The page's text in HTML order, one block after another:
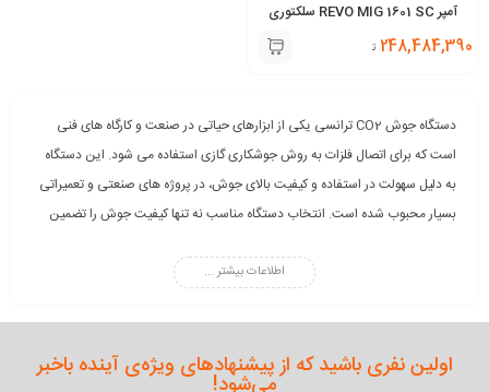
آمپر REVO MIG 1601 SC سلکتوری
آب خنک248,484,390 تومان
دستگاه جوش CO2 ترانسی یکی از ابزارهای حیاتی در صنعت و کارگاه های فنی
است که برای اتصال فلزات به روش جوشکاری گازی استفاده می شود. این دستگاه
به دلیل سهولت در استفاده و کیفیت بالای جوش، در پروژه های صنعتی و تعمیراتی
بسیار محبوب شده است. انتخاب دستگاه مناسب نه تنها کیفیت جوش را تضمین
اگر به دنبال خرید دستگاه جوش CO2 ترانسی هستید، مهم است با انواع دستگاه
خواهیم پرداخت تا بتوانید بهترین انتخاب را برای کارگاه یا پروژه خود داشته باشید.
اطلاعات بیشتر ...
اولین نفری باشید که از پیشنهادهای ویژه‌ی آینده باخبر
می‌شود!